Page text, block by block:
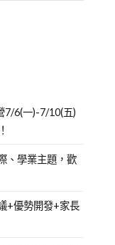
7/6(一)-7/10(五)
、學業主題，歡
+優勢開發+家長